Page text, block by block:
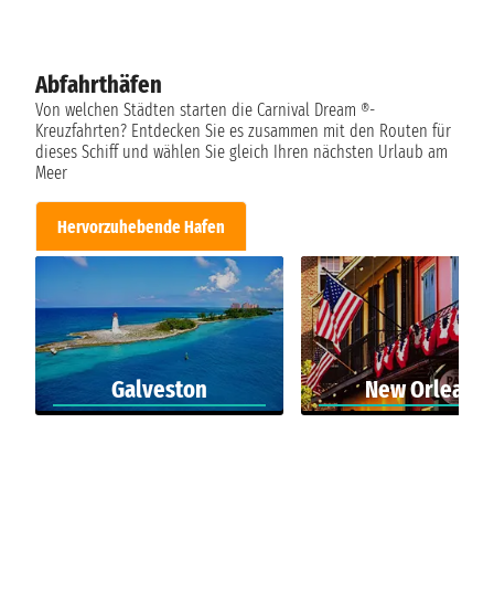
Abfahrthäfen
Von welchen Städten starten die Carnival Dream ®-
Kreuzfahrten? Entdecken Sie es zusammen mit den Routen für
dieses Schiff und wählen Sie gleich Ihren nächsten Urlaub am
Meer
Hervorzuhebende Hafen
Galveston New Orleans